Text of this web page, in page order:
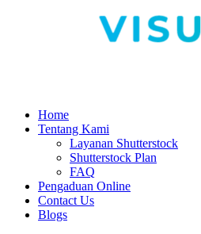
Home
Tentang Kami
Layanan Shutterstock
Shutterstock Plan
FAQ
Pengaduan Online
Contact Us
Blogs